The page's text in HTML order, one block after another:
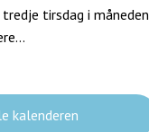
tirsdag i måneden
kalenderen